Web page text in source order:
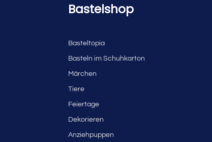
Bastelshop
Basteltopia
Basteln im Schuhkarton
Märchen
Tiere
Feiertage
Dekorieren
Anziehpuppen